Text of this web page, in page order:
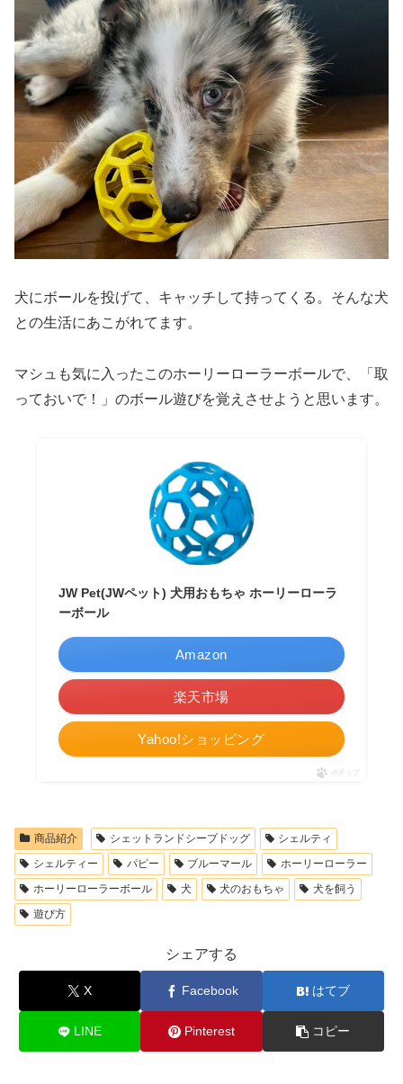
犬にボールを投げて、キャッチして持ってくる。そんな犬
との生活にあこがれてます。
マシュも気に入ったこのホーリーローラーボールで、「取
っておいで！」のボール遊びを覚えさせようと思います。
JW Pet(JWペット) 犬用おもちゃ ホーリーローラ
ーボール
Amazon
楽天市場
Yahoo!ショッピング
ポチップ
商品紹介 シェットランドシープドッグ
シェルティ
シェルティー
パピー ブルーマール
ホーリーローラー
ホーリーローラーボール
犬 犬のおもちゃ
犬を飼う
遊び方
シェアする
X Facebook はてブ
LINE Pinterest コピー